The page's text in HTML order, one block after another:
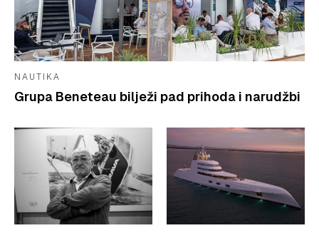
NAUTIKA
Grupa Beneteau bilježi pad prihoda i narudžbi